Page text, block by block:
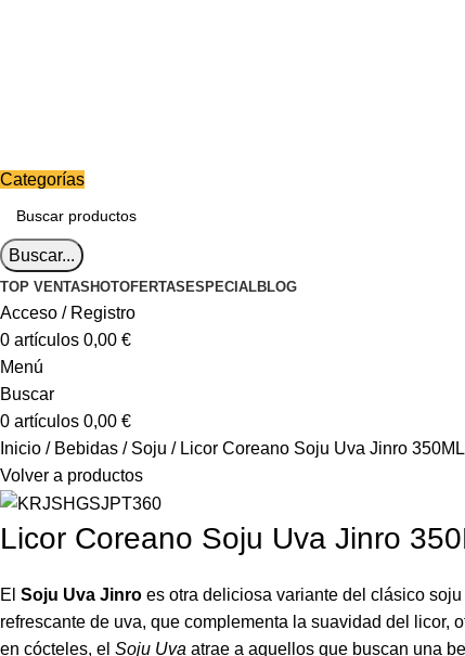
Categorías
Buscar...
TOP VENTAS HOTOFERTAS ESPECIALBLOG
Acceso / Registro
0 artículos 0,00 €
Menú
Buscar
0 artículos 0,00 €
Inicio
Bebidas Soju
Licor Coreano Soju Uva Jinro
Volver a productos
Licor Coreano Soju Uva Jinro
El Soju Uva Jinro es otra deliciosa variante del clásico
refrescante de uva, que complementa la suavidad del
en cócteles, el Soju Uva atrae a aquellos que buscan una